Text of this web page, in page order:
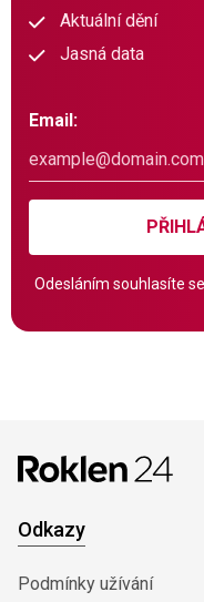
Aktuální dění
Jasná data
Email:
Odesláním souhlasíte se
Odkazy
Podmínky užívání